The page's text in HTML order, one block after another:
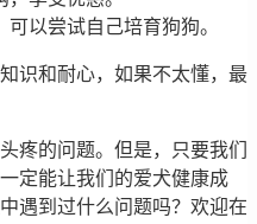
以尝试自己培育狗狗。
识和耐心，如果不太懂，最
疼的问题。但是，只要我们
定能让我们的爱犬健康成
遇到过什么问题吗？欢迎在